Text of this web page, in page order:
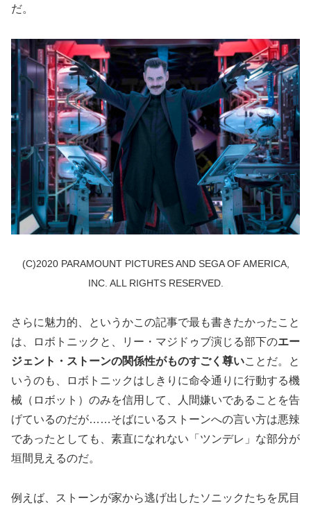
だ。
(C)2020 PARAMOUNT PICTURES AND SEGA OF AMERICA,
INC. ALL RIGHTS RESERVED.
さらに魅力的、というかこの記事で最も書きたかったこと
は、ロボトニックと、リー・マジドゥブ演じる部下のエー
ジェント・ストーンの関係性がものすごく尊いことだ。と
いうのも、ロボトニックはしきりに命令通りに行動する機
械（ロボット）のみを信用して、人間嫌いであることを告
げているのだが……そばにいるストーンへの言い方は悪辣
であったとしても、素直になれない「ツンデレ」な部分が
垣間見えるのだ。
例えば、ストーンが家から逃げ出したソニックたちを尻目